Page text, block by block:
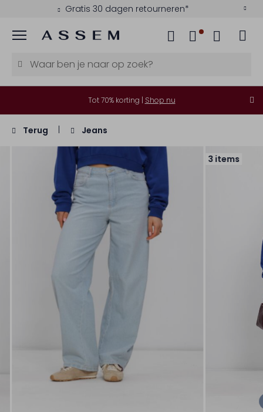
Gratis 30 dagen retourneren*
Menu
Tot 70% korting | Shop nu
Terug Jeans
3 items